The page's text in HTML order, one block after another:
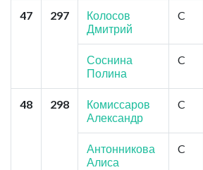
47 297
Колосов
Дмитрий
C
Соснина
Полина
C
48 298
Комиссаров
Александр
C
Антонникова
Алиса
C